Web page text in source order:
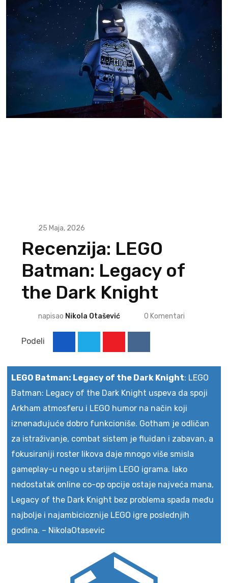
25 Maja, 2026
Recenzija: LEGO
Batman: Legacy of
the Dark Knight
napisao Nikola Otašević 0 Komentari
Podeli
LEGO Batman: Legacy of the Dark Knight: LEGO
Batman: Legacy of the Dark Knight uspeva da spoji
Arkham atmosferu i LEGO humor na način koji
iznenađujuće dobro funkcioniše. Gotham je odličan
za istraživanje, combat sistem je fluidan i zabavan, a
fokusiraniji roster likova daje mnogo više smisla
gameplay-u nego u starijim LEGO igrama. Iako
nedostatak online co-op opcije ostaje najveća mana,
Legacy of the Dark Knight bez problema spada među
najbolje i najambicioznije LEGO igre poslednjih
godina. – NikolaOtasevic